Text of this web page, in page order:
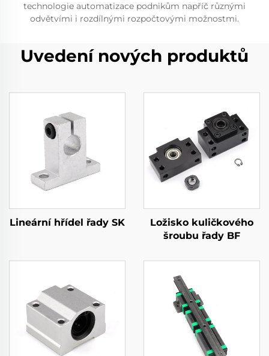
technologie automatizace podnikům napříč různými
odvětvími i rozdílnými rozpočtovými možnostmi.
Uvedení nových produktů
Lineární hřídel řady SK
Ložisko kuličkového
šroubu řady BF